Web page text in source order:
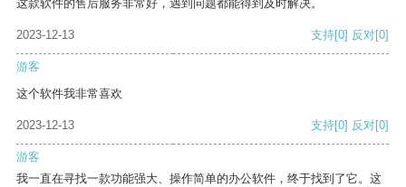
这款软件的售后服务非常好，遇到问题都能得到及时解决。
2023-12-13 支持[0] 反对[0]
游客
这个软件我非常喜欢
2023-12-13 支持[0] 反对[0]
游客
我一直在寻找一款功能强大、操作简单的办公软件，终于找到了它。这